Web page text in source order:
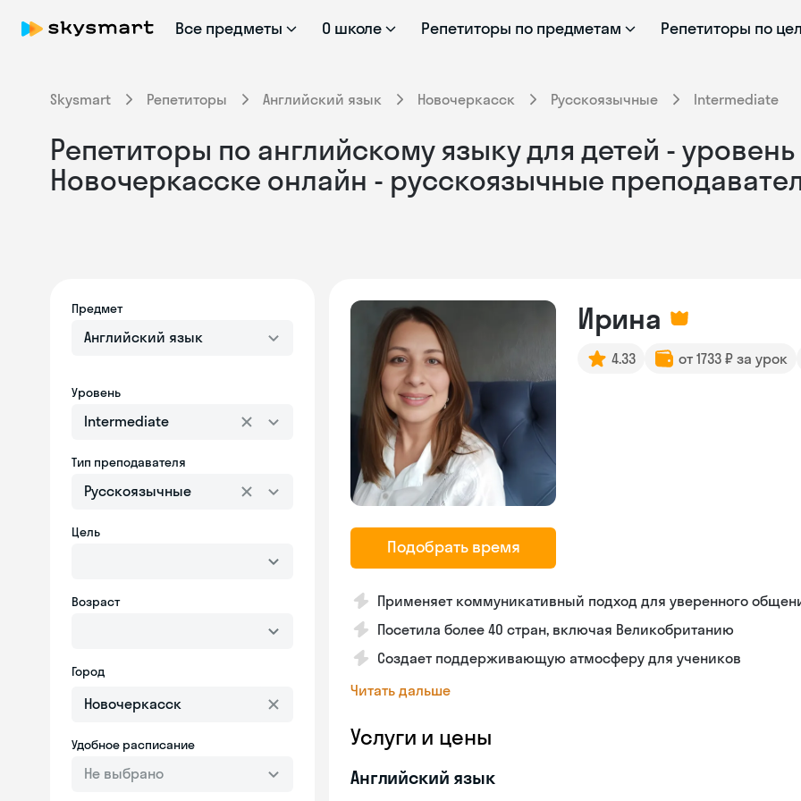
Все предметы О школе Репетиторы по предметам Репетиторы по
Skysmart Репетиторы Английский язык Новочеркасск Русскоязычные Intermediate
Репетиторы по английскому языку для детей -
Новочеркасске онлайн - русскоязычные
Предмет
Английский язык
Уровень
Intermediate
Тип преподавателя
Русскоязычные
Цель
Возраст
Город
Удобное расписание
Не выбрано
Подобрать время
Ирина
4.33 от 1733 ₽ за урок
Применяет коммуникативный подход для уверенного
Посетила более 40 стран, включая Великобританию
Создает поддерживающую атмосферу для учеников
Читать дальше
Услуги и цены
Английский язык